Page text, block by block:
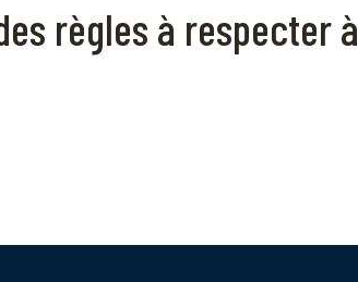
règles à respecter à